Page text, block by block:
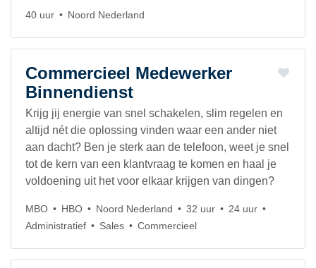
40 uur Noord Nederland
Commercieel Medewerker
Binnendienst
Krijg jij energie van snel schakelen, slim regelen en
altijd nét die oplossing vinden waar een ander niet
aan dacht? Ben je sterk aan de telefoon, weet je snel
tot de kern van een klantvraag te komen en haal je
voldoening uit het voor elkaar krijgen van dingen?
MBO HBO Noord Nederland 32 uur
24 uur
Administratief
Sales Commercieel